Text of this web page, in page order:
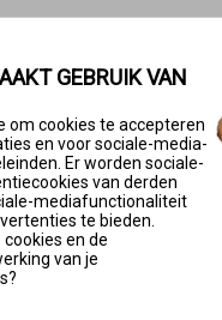
van de
‘Systeem’ op ‘Regio
‘Regio’. Als het
is, is de FRITZ!Box
Het is bij dit
om het land te wijzigen
gebruikt.
GEBRUIK VAN
om cookies te accepteren
en voor sociale-media-
Er worden sociale-
van derden
mediafunctionaliteit
te bieden.
en de
van je